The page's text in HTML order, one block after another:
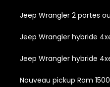
Jeep Wrangler 2 portes
Jeep Wrangler hybride
Jeep Wrangler hybride
Nouveau pickup Ram